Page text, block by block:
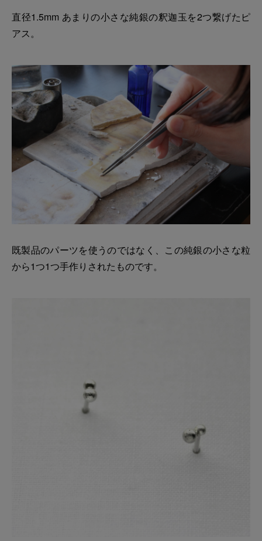
直径1.5mm あまりの小さな純銀の釈迦玉を2つ繋げたピ
アス。
既製品のパーツを使うのではなく、この純銀の小さな粒
から1つ1つ手作りされたものです。